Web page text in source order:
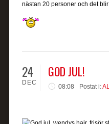
nästan 20 personer och det
24
DEC
GOD JUL!
08:08 Postat i: